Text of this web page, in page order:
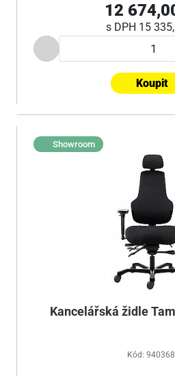
12
s DPH 15
Koupit
Showroom
Kancelářská židle
Kód: